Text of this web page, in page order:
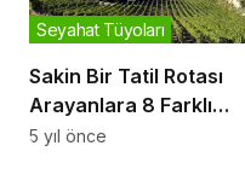
Sakin Bir Tatil Rotası
Arayanlara 8 Farklı
Cittaslow
Seyahat Tüyoları
5 yıl önce